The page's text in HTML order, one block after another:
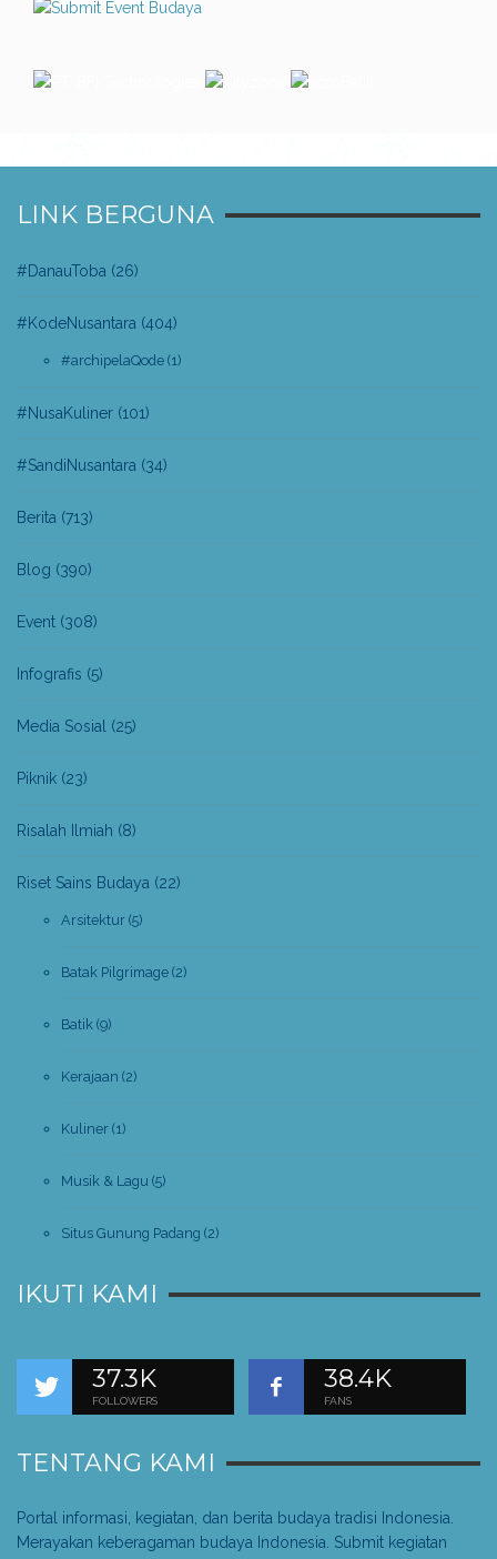
LINK BERGUNA
#DanauToba (26)
#KodeNusantara (404)
#archipelaQode (1)
#NusaKuliner (101)
#SandiNusantara (34)
Berita (713)
Blog (390)
Event (308)
Infografis (5)
Media Sosial (25)
Piknik (23)
Risalah Ilmiah (8)
Riset Sains Budaya (22)
Arsitektur (5)
Batak Pilgrimage (2)
Batik (9)
Kerajaan (2)
Kuliner (1)
Musik & Lagu (5)
Situs Gunung Padang (2)
IKUTI KAMI
37.3K
FOLLOWERS
38.4K
FANS
TENTANG KAMI
Portal informasi, kegiatan, dan berita budaya tradisi Indonesia.
Merayakan keberagaman budaya Indonesia. Submit kegiatan